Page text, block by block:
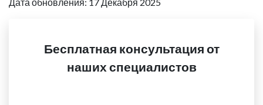
Бесплатная консультация от
наших специалистов